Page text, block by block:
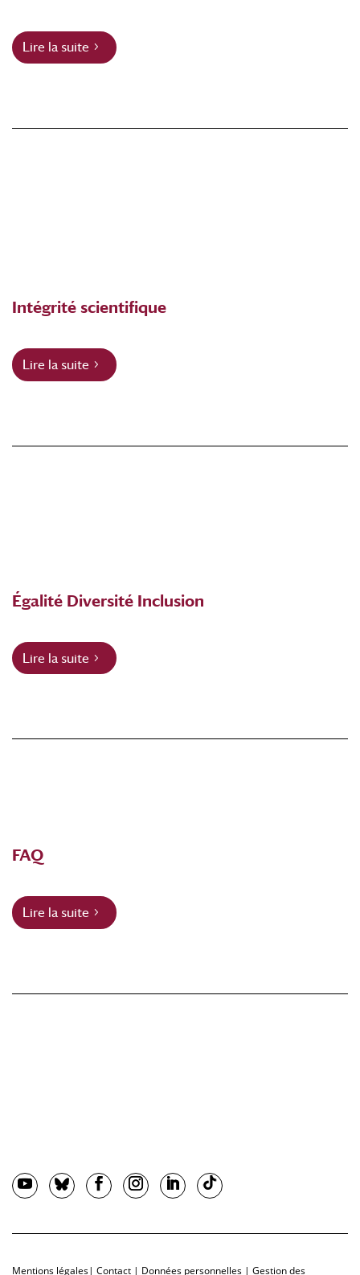
Lire la suite
Intégrité scientifique
Lire la suite
Égalité Diversité Inclusion
Lire la suite
FAQ
Lire la suite
Mentions légales| Contact | Données personnelles | Gestion des